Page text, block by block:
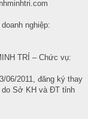
nghiệp:
TRÍ – Chức vụ:
06/2011, đăng ký thay
do Sở KH và ĐT tỉnh